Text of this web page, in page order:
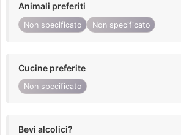
Animali preferiti
Non specificato Non specificato
Cucine preferite
Non specificato
Bevi alcolici?